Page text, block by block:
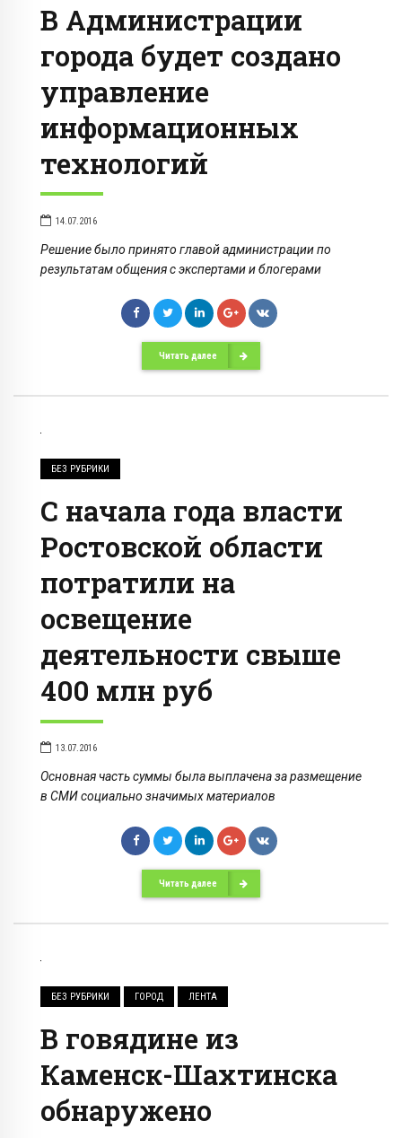
В Администрации
города будет создано
управление
информационных
технологий
14.07.2016
Решение было принято главой администрации по
результатам общения с экспертами и блогерами
Читать далее
БЕЗ РУБРИКИ
С начала года власти
Ростовской области
потратили на
освещение
деятельности свыше
400 млн руб
13.07.2016
Основная часть суммы была выплачена за размещение
в СМИ социально значимых материалов
Читать далее
БЕЗ РУБРИКИ ГОРОД ЛЕНТА
В говядине из
Каменск-Шахтинска
обнаружено